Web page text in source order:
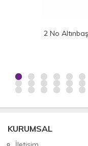
KURUMSAL